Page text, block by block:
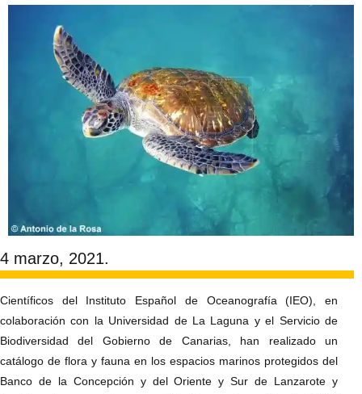
4 marzo, 2021.
Científicos del Instituto Español de Oceanografía (IEO), en
colaboración con la Universidad de La Laguna y el Servicio de
Biodiversidad del Gobierno de Canarias, han realizado un
catálogo de flora y fauna en los espacios marinos protegidos del
Banco de la Concepción y del Oriente y Sur de Lanzarote y